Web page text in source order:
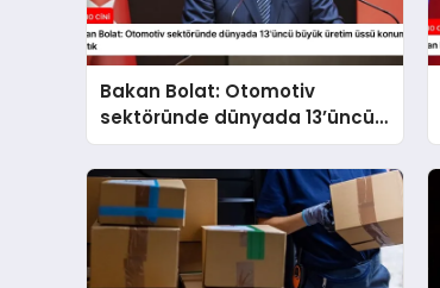
Bakan Bolat: Otomotiv
sektöründe dünyada 13’üncü
büyük üretim üssü konumuna
ulaştık